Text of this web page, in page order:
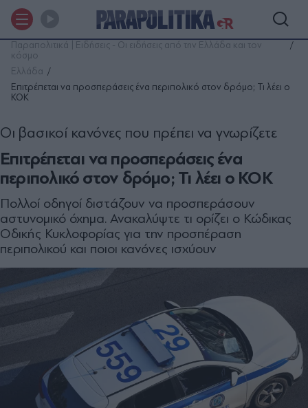
Παραπολιτικά | Ειδήσεις - Οι ειδήσεις από την Ελλάδα και τον
κόσμο
Ελλάδα
Επιτρέπεται να προσπεράσεις ένα περιπολικό στον δρόμο; Τι λέει ο
ΚΟΚ
Επιτρέπεται να προσπεράσεις ένα
περιπολικό στον δρόμο; Τι λέει ο ΚΟΚ
Οι βασικοί κανόνες που πρέπει να γνωρίζετε
Πολλοί οδηγοί διστάζουν να προσπεράσουν
αστυνομικό όχημα. Ανακαλύψτε τι ορίζει ο Κώδικας
Οδικής Κυκλοφορίας για την προσπέραση
περιπολικού και ποιοι κανόνες ισχύουν